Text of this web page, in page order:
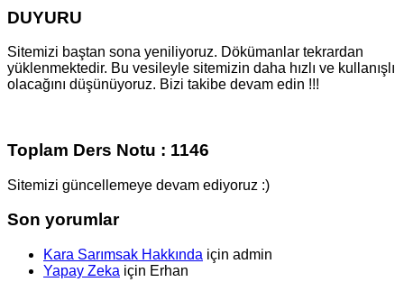
DUYURU
Sitemizi baştan sona yeniliyoruz. Dökümanlar tekrardan
yüklenmektedir. Bu vesileyle sitemizin daha hızlı ve kullanışlı
olacağını düşünüyoruz. Bizi takibe devam edin !!!
Toplam Ders Notu : 1146
Sitemizi güncellemeye devam ediyoruz :)
Son yorumlar
Kara Sarımsak Hakkında için admin
Yapay Zeka için Erhan